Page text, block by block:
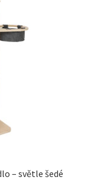
– světle šedé